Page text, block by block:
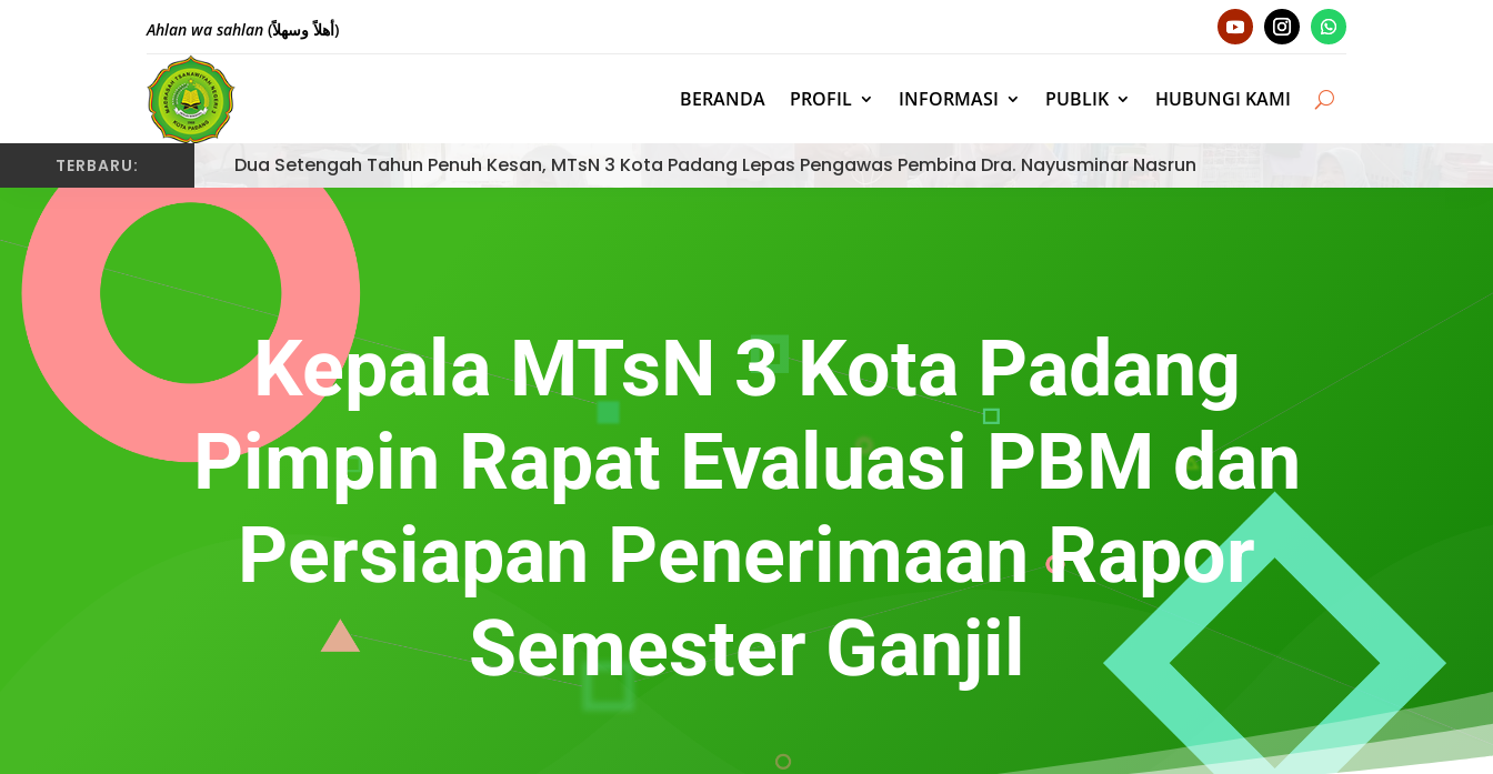
Ahlan wa sahlan (أهلاً وسهلاً)
BERANDA PROFIL INFORMASI PUBLIK HUBUNGI KAMI
TERBARU: Dua Setengah Tahun Penuh Kesan, MTsN 3 Kota Padang Lepas Pengawas Pembina Dra. Nayusminar Nasrun
Kepala MTsN 3 Kota Padang
Pimpin Rapat Evaluasi PBM dan
Persiapan Penerimaan Rapor
Semester Ganjil